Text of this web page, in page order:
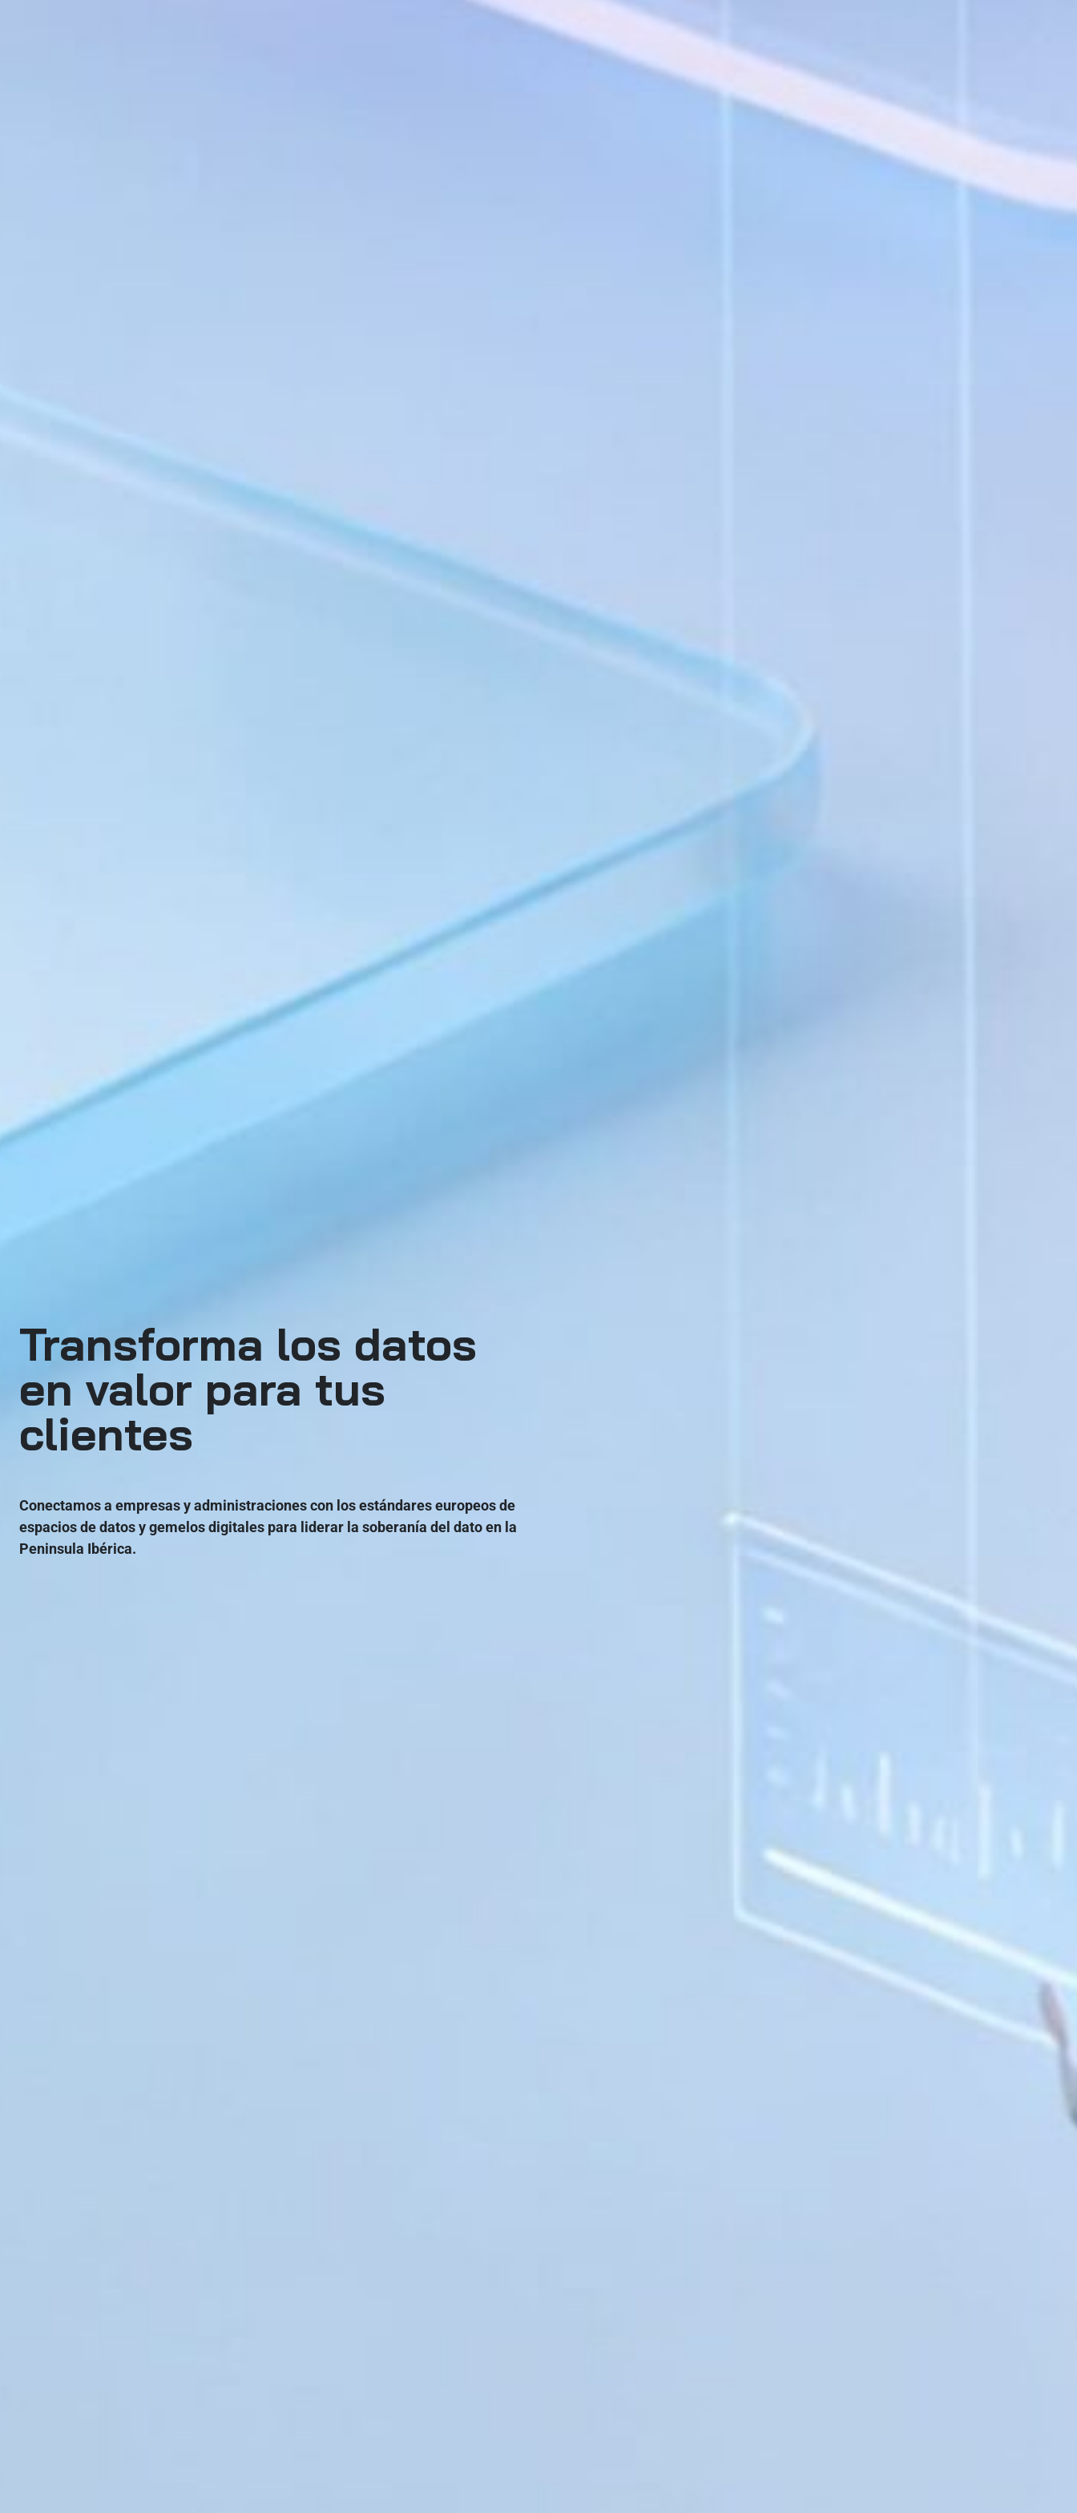
Transforma los datos
en valor para tus
clientes
Conectamos a empresas y administraciones con los estándares europeos de
espacios de datos y gemelos digitales para liderar la soberanía del dato en la
Peninsula Ibérica.